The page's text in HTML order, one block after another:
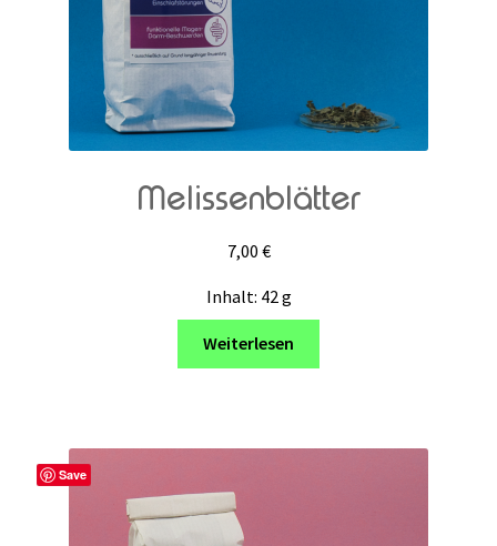
Melissenblätter
7,00 €
Inhalt: 42g
Weiterlesen
Save